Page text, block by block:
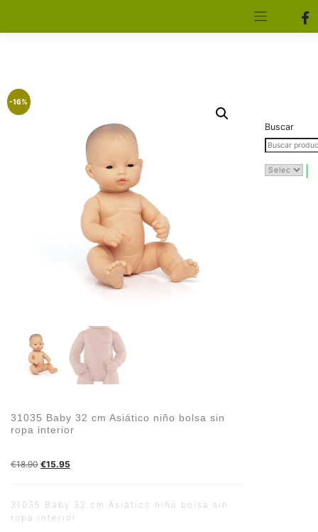
-16%
31035 Baby 32 cm Asiático niño bolsa sin
ropa interior
€18.90 €15.95
31035 Baby 32 cm Asiático niño bolsa sin
ropa interior
Buscar